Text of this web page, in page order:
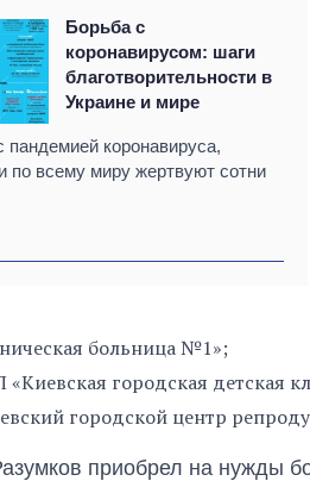
Борьба с
коронавирусом: шаги
благотворительности в
Украине и мире
пандемией коронавируса,
по всему миру жертвуют сотни
больница №1»;
городская детская
городской центр
приобрел на нужды